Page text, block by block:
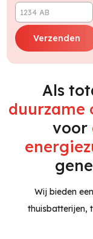
Als
duurzame
voor
Wij bieden
thuisbatterijen,